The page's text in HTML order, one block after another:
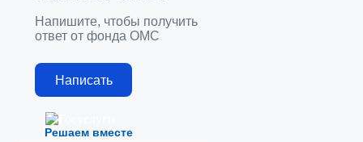
Решаем вместе
Напишите, чтобы получить
ответ от фонда ОМС
Написать